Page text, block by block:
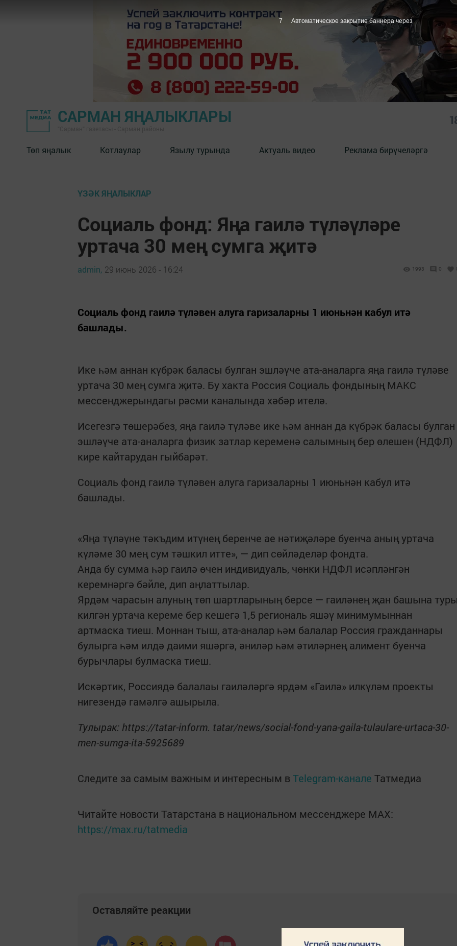
САРМАН ЯҢАЛЫКЛАРЫ
Төп яңалык Котлаулар Язылу турында Актуаль видео Реклама бирүчеләргә
ҮЗӘК ЯҢАЛЫКЛАР
Социаль фонд: Яңа гаилә түләүләре
уртача 30 мең сумга җитә
admin, 29 июнь 2026 - 16:24 1993 0
Социаль фонд гаилә түләвен алуга гаризаларны 1 июньнән кабул итә
башлады.
Ике һәм аннан күбрәк баласы булган эшләүче ата-аналарга яңа гаилә түләве
уртача 30 мең сумга җитә. Бу хакта Россия Социаль фондының MАКС
мессенджерындагы рәсми каналында хәбәр ителә.
Исегезгә төшерәбез, яңа гаилә түләве ике һәм аннан да күбрәк баласы булган
эшләүче ата-аналарга физик затлар кеременә салымның бер өлешен (НДФЛ)
кире кайтарудан гыйбарәт.
Социаль фонд гаилә түләвен алуга гаризаларны 1 июньнән кабул итә
башлады.
«Яңа түләүне тәкъдим итүнең беренче ае нәтиҗәләре буенча аның уртача
күләме 30 мең сум тәшкил итте», — дип сөйләделәр фондта.
Анда бу сумма һәр гаилә өчен индивидуаль, чөнки НДФЛ исәпләнгән
керемнәргә бәйле, дип аңлаттылар.
Ярдәм чарасын алуның төп шартларының берсе — гаиләнең җан башына
килгән уртача кереме бер кешегә 1,5 региональ яшәү минимумыннан
артмаска тиеш. Моннан тыш, ата-аналар һәм балалар Россия гражданнары
булырга һәм илдә даими яшәргә, әниләр һәм әтиләрнең алимент буенча
бурычлары булмаска тиеш.
Искәртик, Россиядә балалаы гаиләләргә ярдәм «Гаилә» илкүләм проекты
нигезендә гамәлгә ашырыла.
Тулырак: https://tatar-inform. tatar/news/social-fond-yana-gaila-tulaulare-urtaca-30-
men-sumga-ita-5925689
Следите за самым важным и интересным в Telegram-канале Татмедиа
Читайте новости Татарстана в национальном мессенджере MАХ:
https://max.ru/tatmedia
Оставляйте реакции
6 Автоматическое закрытие баннера через